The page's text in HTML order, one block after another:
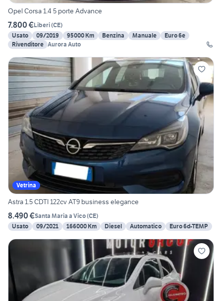
Opel Corsa 1.4 5 porte Advance
7.800 €Liberi(CE)
Usato
09/2019 95000 Km Benzina Manuale
Euro 6e
Rivenditore Aurora Auto
Vetrina
Astra 1.5 CDTI 122cv AT9 business elegance
8.490 €Santa Maria a Vico(CE)
Usato
09/2021 166000 Km Diesel Automatico Euro 6d-TEMP